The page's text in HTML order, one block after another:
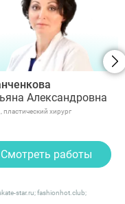
Александровна
пластический хирург
Смотреть работы
star.ru; fashionhot.club;